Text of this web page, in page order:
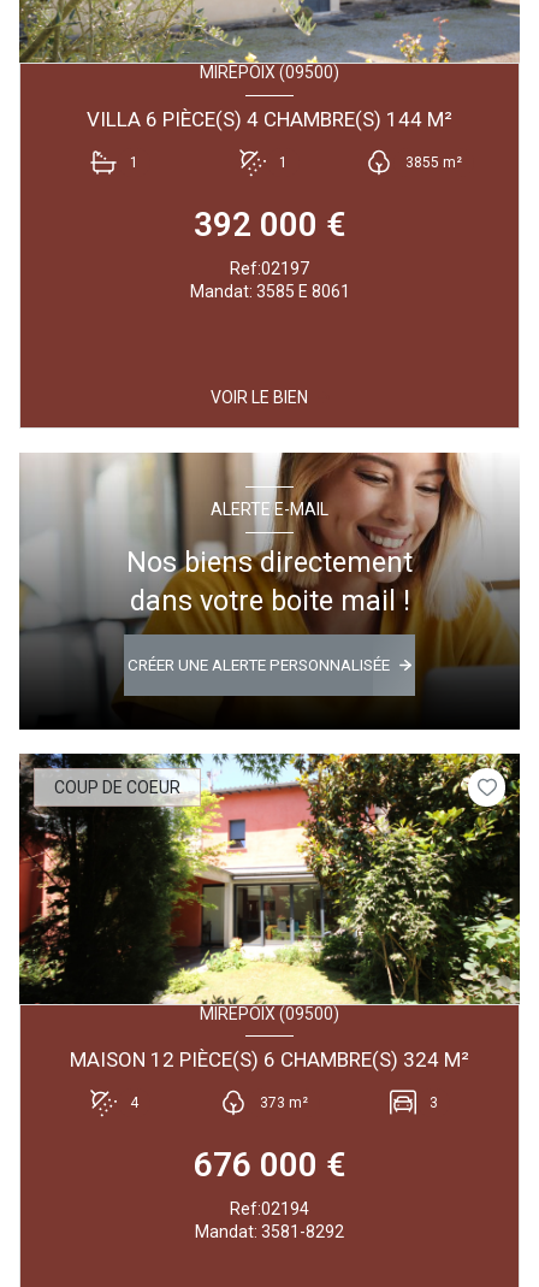
MIREPOIX (09500)
VILLA 6 PIÈCE(S) 4 CHAMBRE(S) 144 M²
1 1 3855 m²
392 000 €
Ref:02197
Mandat: 3585 E 8061
VOIR LE BIEN
ALERTE E-MAIL
Nos biens directement
dans votre boite mail !
CRÉER UNE ALERTE PERSONNALISÉE
COUP DE COEUR
MIREPOIX (09500)
MAISON 12 PIÈCE(S) 6 CHAMBRE(S) 324 M²
4 373 m² 3
676 000 €
Ref:02194
Mandat: 3581-8292